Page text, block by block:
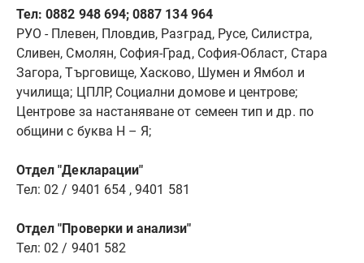
Тел: 0882 948 694; 0887 134 964
РУО - Плевен, Пловдив, Разград, Русе, Силистра,
Сливен, Смолян, София-Град, София-Област, Стара
Загора, Търговище, Хасково, Шумен и Ямбол и
училища; ЦПЛР, Социални домове и центрове;
Центрове за настаняване от семеен тип и др. по
общини с буква Н – Я;
Отдел "Декларации"
Тел: 02 / 9401 654 , 9401 581
Отдел "Проверки и анализи"
Тел: 02 / 9401 582